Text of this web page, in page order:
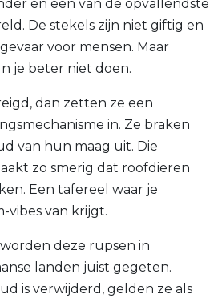
en een van de opvallendste
De stekels zijn niet giftig en
voor mensen. Maar
je beter niet doen.
dan zetten ze een
in. Ze braken
van hun maag uit. Die
zo smerig dat roofdieren
Een tafereel waar je
vibes van krijgt.
deze rupsen in
landen juist gegeten.
is verwijderd, gelden ze als